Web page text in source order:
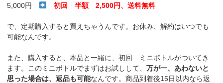
5,000円 初回 半額 2,500円、送料無料
で、定期購入すると買えちゃうんです。お休み、解約はいつでも
可能なんです。
また、購入すると、本品と一緒に、初回 ミニボトルがついてき
ます。このミニボトルでまずはお試しして、万が一、あわないと
思った場合は、返品も可能なんです。商品到着後15日以内なら返